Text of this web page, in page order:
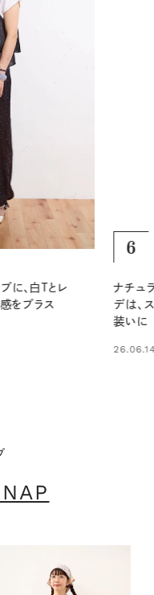
、白Tとレ
プラス
6
ナチュ
デは、
装いに
26.06.14